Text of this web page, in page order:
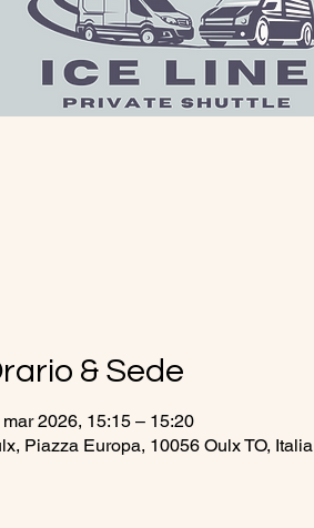
& Sede
mar 2026, 15:15 – 15:20
Piazza Europa, 10056 Oulx TO, Italia